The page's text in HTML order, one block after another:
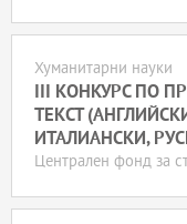
Хуманитарни науки
III КОНКУРС ПО
ТЕКСТ
ИТАЛИАНСКИ,
Централен фонд за